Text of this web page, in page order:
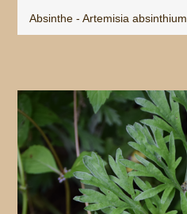
Absinthe - Artemisia absinthium